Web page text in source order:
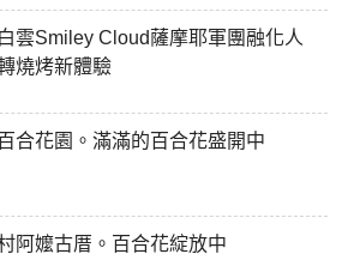
雲Smiley Cloud薩摩耶軍團融化人
燒烤新體驗
合花園。滿滿的百合花盛開中
阿嬤古厝。百合花綻放中